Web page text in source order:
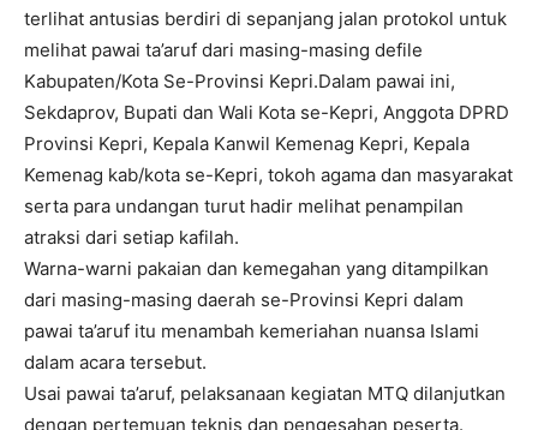
terlihat antusias berdiri di sepanjang jalan protokol untuk
melihat pawai ta’aruf dari masing-masing defile
Kabupaten/Kota Se-Provinsi Kepri.Dalam pawai ini,
Sekdaprov, Bupati dan Wali Kota se-Kepri, Anggota DPRD
Provinsi Kepri, Kepala Kanwil Kemenag Kepri, Kepala
Kemenag kab/kota se-Kepri, tokoh agama dan masyarakat
serta para undangan turut hadir melihat penampilan
atraksi dari setiap kafilah.
Warna-warni pakaian dan kemegahan yang ditampilkan
dari masing-masing daerah se-Provinsi Kepri dalam
pawai ta’aruf itu menambah kemeriahan nuansa Islami
dalam acara tersebut.
Usai pawai ta’aruf, pelaksanaan kegiatan MTQ dilanjutkan
dengan pertemuan teknis dan pengesahan peserta.